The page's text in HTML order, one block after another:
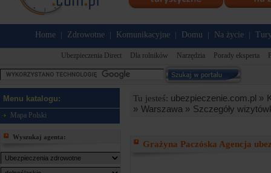
Home Zdrowotne Komunikacyjne Domu Na życie
Ubezpieczenia Direct Dla rolników Narzędzia Porady eksperta
Menu katalogu:
Mapa Polski
Wyszukaj agenta:
Tu jesteś: ubezpieczenie.com.pl »
» Warszawa » Szczegóły
Grażyna Paczóska Agencja